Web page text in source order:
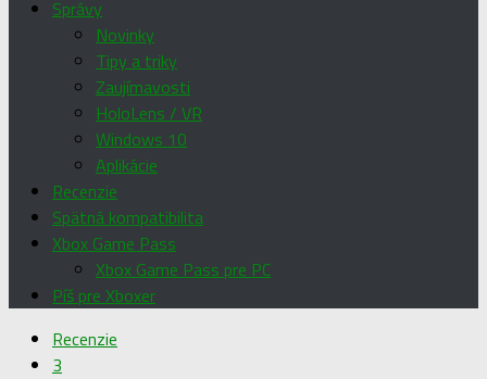
Správy
Novinky
Tipy a triky
Zaujímavosti
HoloLens / VR
Windows 10
Aplikácie
Recenzie
Spätná kompatibilita
Xbox Game Pass
Xbox Game Pass pre PC
Píš pre Xboxer
Recenzie
3